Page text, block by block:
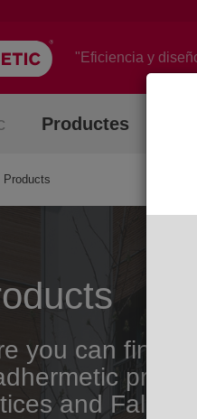
"Eficiencia y
Productes
Products
you can find all
and False